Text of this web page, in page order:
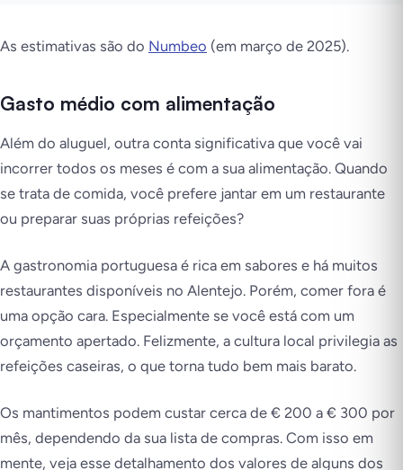
As estimativas são do Numbeo (em março de 2025).
Gasto médio com alimentação
Além do aluguel, outra conta significativa que você vai
incorrer todos os meses é com a sua alimentação. Quando
se trata de comida, você prefere jantar em um restaurante
ou preparar suas próprias refeições?
A gastronomia portuguesa é rica em sabores e há muitos
restaurantes disponíveis no Alentejo. Porém, comer fora é
uma opção cara. Especialmente se você está com um
orçamento apertado. Felizmente, a cultura local privilegia as
refeições caseiras, o que torna tudo bem mais barato.
Os mantimentos podem custar cerca de € 200 a € 300 por
mês, dependendo da sua lista de compras. Com isso em
mente, veja esse detalhamento dos valores de alguns dos